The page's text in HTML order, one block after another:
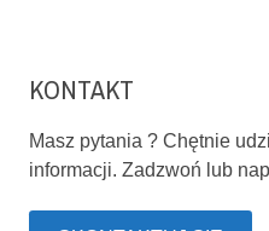
KONTAKT
Masz pytania ? Chętnie
informacji. Zadzwoń lub